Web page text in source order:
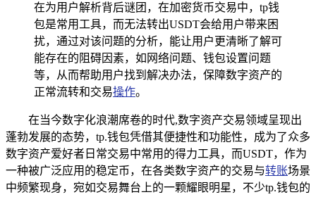
在为用户解析背后谜团，在加密货币交易中，tp钱
包是常用工具，而无法转出USDT会给用户带来困
扰，通过对该问题的分析，能让用户更清晰了解可
能存在的阻碍因素，如网络问题、钱包设置问题
等，从而帮助用户找到解决办法，保障数字资产的
正常流转和交易操作。
在当今数字化浪潮席卷的时代,数字资产交易领域呈现出
蓬勃发展的态势，tp.钱包凭借其便捷性和功能性，成为了众多
数字资产爱好者日常交易中常用的得力工具，而USDT，作为
一种被广泛应用的稳定币，在各类数字资产的交易与转账场景
中频繁现身，宛如交易舞台上的一颗耀眼明星，不少tp.钱包的